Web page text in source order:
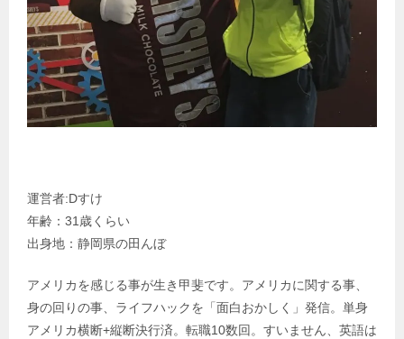
運営者:Dすけ
年齢：31歳くらい
出身地：静岡県の田んぼ
アメリカを感じる事が生き甲斐です。アメリカに関する事、
身の回りの事、ライフハックを「面白おかしく」発信。単身
アメリカ横断+縦断決行済。転職10数回。すいません、英語は